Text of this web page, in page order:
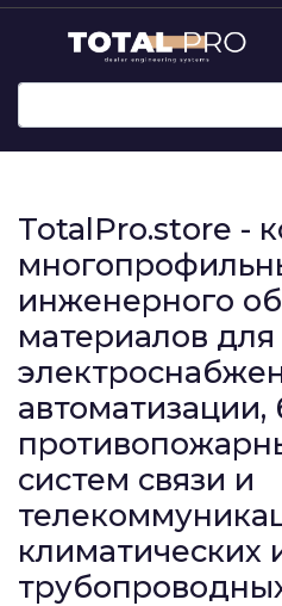
TotalPro.store -
инженерного
материалов для
автоматизации,
систем связи и
климатических